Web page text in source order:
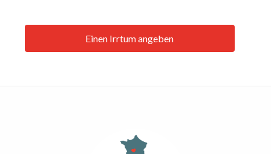
Einen Irrtum angeben